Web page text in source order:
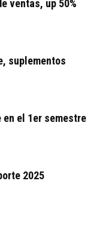
ventas, up 50%
suplementos
en el 1er semestre
2025